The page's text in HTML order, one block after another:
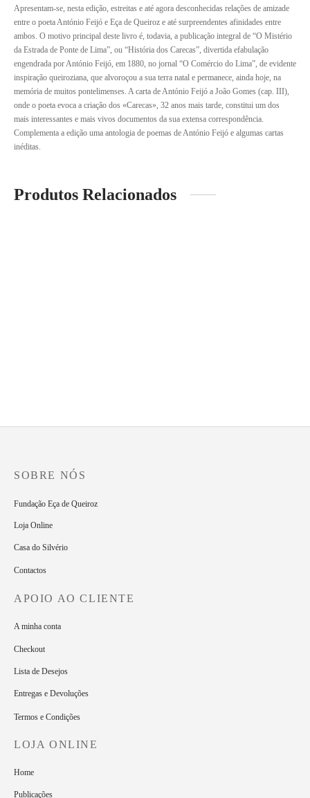
Apresentam-se, nesta edição, estreitas e até agora desconhecidas relações de amizade
entre o poeta António Feijó e Eça de Queiroz e até surpreendentes afinidades entre
ambos. O motivo principal deste livro é, todavia, a publicação integral de “O Mistério
da Estrada de Ponte de Lima”, ou “História dos Carecas”, divertida efabulação
engendrada por António Feijó, em 1880, no jornal “O Comércio do Lima”, de evidente
inspiração queiroziana, que alvoroçou a sua terra natal e permanece, ainda hoje, na
memória de muitos pontelimenses. A carta de António Feijó a João Gomes (cap. III),
onde o poeta evoca a criação dos «Carecas», 32 anos mais tarde, constitui um dos
mais interessantes e mais vivos documentos da sua extensa correspondência.
Complementa a edição uma antologia de poemas de António Feijó e algumas cartas
inéditas.
Produtos Relacionados
SOBRE NÓS
Fundação Eça de Queiroz
Loja Online
Casa do Silvério
Contactos
APOIO AO CLIENTE
A minha conta
Checkout
Lista de Desejos
Entregas e Devoluções
Termos e Condições
LOJA ONLINE
Home
Publicações